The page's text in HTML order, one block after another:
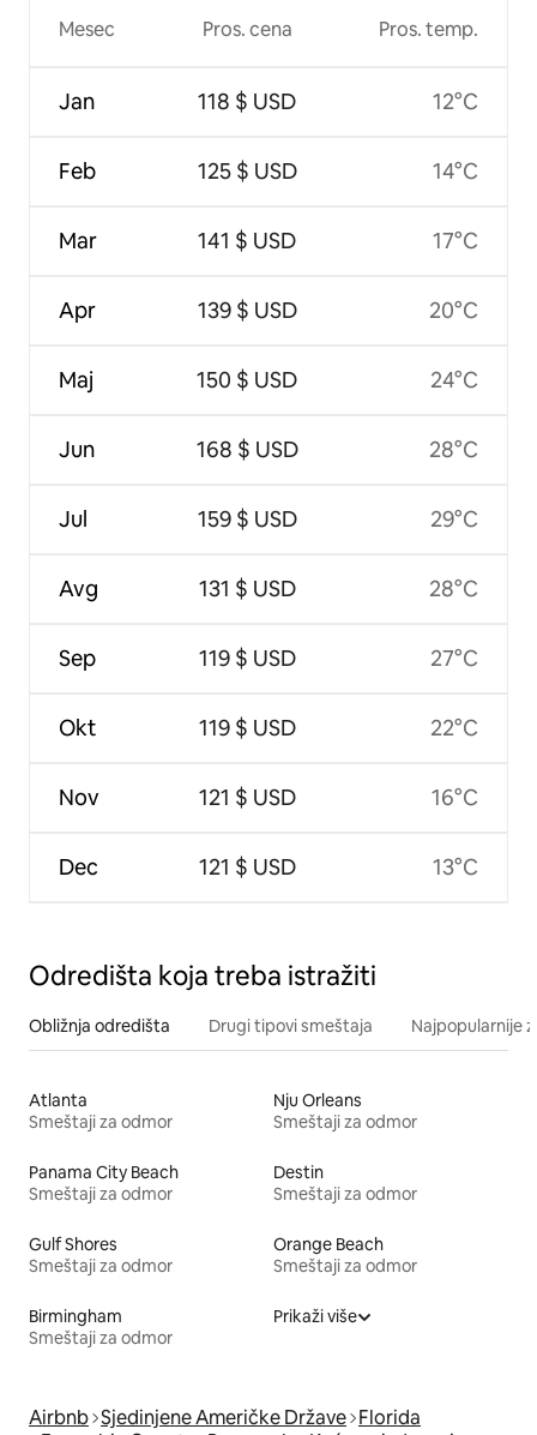
Mesec
Jan
Feb
Mar
Apr
Maj
Jun
Jul
Avg
Sep
Okt
Nov
Dec
Pros. cena
118 $ USD
125 $ USD
141 $ USD
139 $ USD
150 $ USD
168 $ USD
159 $ USD
131 $ USD
119 $ USD
119 $ USD
121 $ USD
121 $ USD
Pros. temp.
12°C
14°C
17°C
20°C
24°C
28°C
29°C
28°C
27°C
22°C
16°C
13°C
Odredišta koja treba istražiti
Obližnja odredišta Drugi tipovi smeštaja Najpopularnije
Atlanta
Smeštaji za odmor
Nju Orleans
Smeštaji za odmor
Panama City Beach
Smeštaji za odmor
Destin
Smeštaji za odmor
Gulf Shores
Smeštaji za odmor
Orange Beach
Smeštaji za odmor
Birmingham
Smeštaji za odmor
Prikaži više
Airbnb Sjedinjene Američke Države Florida